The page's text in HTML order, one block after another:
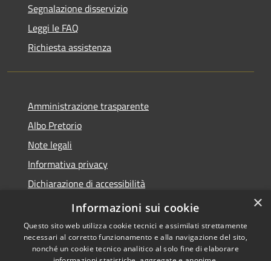
Segnalazione disservizio
Leggi le FAQ
Richiesta assistenza
Amministrazione trasparente
Albo Pretorio
Note legali
Informativa privacy
Dichiarazione di accessibilità
Obiettivi di accessibilità
×
Informazioni sui cookie
Questo sito web utilizza cookie tecnici e assimilati strettamente
necessari al corretto funzionamento e alla navigazione del sito,
nonché un cookie tecnico analitico al solo fine di elaborare